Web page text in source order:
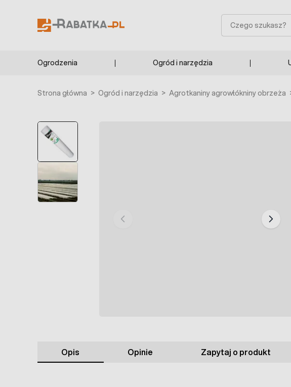
Szukaj
Ogrodzenia Ogród i narzędzia
Strona główna > Ogród i narzędzia > Agrotkaniny agrowłókniny obrzeża
Opis Opinie Zapytaj o produkt